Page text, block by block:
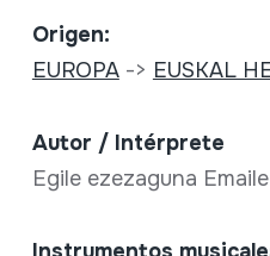
Origen:
EUROPA-> EUSKAL
Autor / Intérprete
Egile ezezaguna